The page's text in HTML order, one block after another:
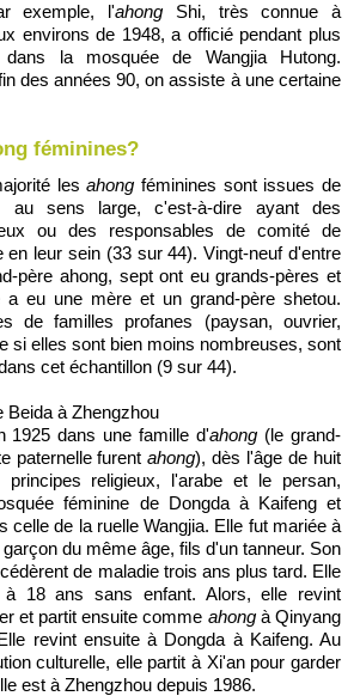
exemple, l'ahong Shi, très connue à
environs de 1948, a officié pendant plus
la mosquée de Wangjia Hutong.
des années 90, on assiste à une certaine
féminines?
lesahong féminines sont issues de
au sens large, c'est-à-dire ayant des
ou des responsables de comité de
en leur sein (33 sur 44). Vingt-neuf d'entre
père ahong, sept ont eu grands-pères et
a eu une mère et un grand-père shetou.
de familles profanes (paysan, ouvrier,
si elles sont bien moins nombreuses, sont
cet échantillon (9 sur 44).
Beida à Zhengzhou
dans une famille d'ahong (le grand-
paternelle furentahong), dès l'âge de huit
religieux, l'arabe et le persan,
féminine de Dongda à Kaifeng et
celle de la ruelle Wangjia. Elle fut mariée à
du même âge, fils d'un tanneur. Son
de maladie trois ans plus tard. Elle
18 ans sans enfant. Alors, elle revint
et partit ensuite comme ahongà Qinyang
revint ensuite à Dongda à Kaifeng. Au
culturelle, elle partit à Xi'an pour garder
est à Zhengzhou depuis 1986.